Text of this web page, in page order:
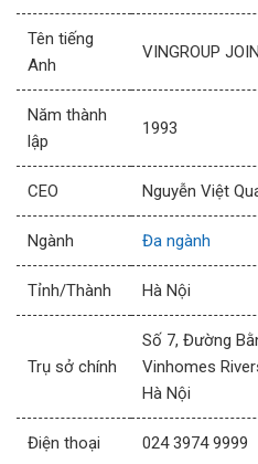
Tên tiếng
Anh
VINGROUP
Năm thành
lập
1993
CEO Nguyễn Việt
Ngành Đa ngành
Tỉnh/Thành Hà Nội
Trụ sở chính
Số 7, Đường
Vinhomes
Hà Nội
Điện thoại 024 3974 9999